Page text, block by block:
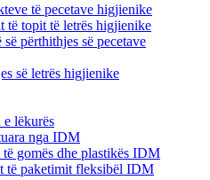
të pecetave higjienike
të topit të letrës higjienike
së përthithjes së pecetave
së letrës higjienike
lëkurës
nga IDM
gomës dhe plastikës IDM
të paketimit fleksibël IDM